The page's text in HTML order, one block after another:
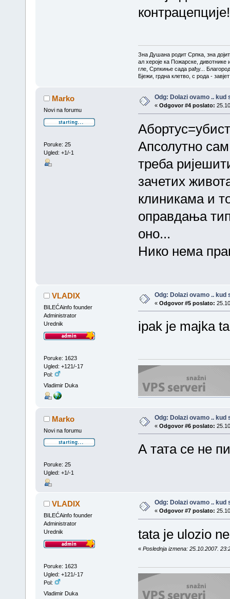
Зна Душана родит Српка, зна
ал хероје ка Пожарске, дивотнике
гле, Српкиње сада рађу...
Бјежи, грдна клетво, с рода -
Marko
Novi na forumu
Poruke: 25
Ugled: +1/-1
Odg: Dolazi ovamo .. kud
« Odgovor #4 poslato:
Апсолутно
треба
зачетих
клиникама и
оправдања
оно...
Нико нема
VLADIX
BILEĆAinfo founder
Administrator
Urednik
Poruke: 1623
Ugled: +121/-17
Pol:
Vladimir Duka
Odg: Dolazi ovamo .. kud
« Odgovor #5 poslato:
ipak je majka
Marko
Novi na forumu
Poruke: 25
Ugled: +1/-1
Odg: Dolazi ovamo .. kud
« Odgovor #6 poslato:
А тата се не
VLADIX
BILEĆAinfo founder
Administrator
Urednik
Poruke: 1623
Ugled: +121/-17
Pol:
Vladimir Duka
Odg: Dolazi ovamo .. kud
« Odgovor #7 poslato:
tata je ulozio
« Poslednja izmena: 25.10.2007.